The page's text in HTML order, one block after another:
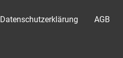
Datenschutzerklärung AGB